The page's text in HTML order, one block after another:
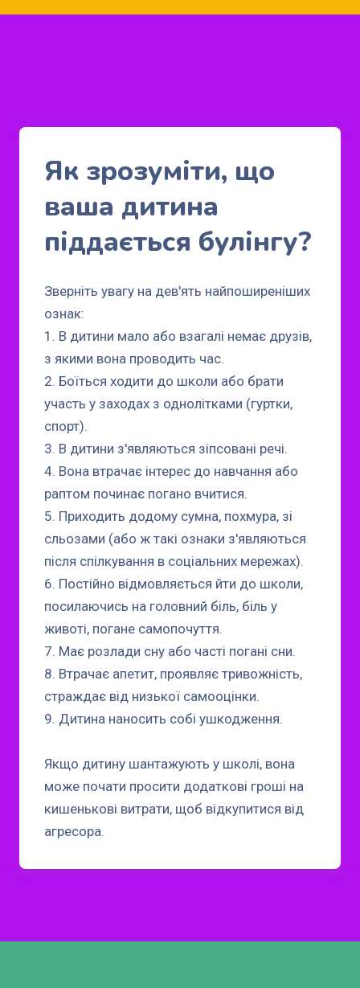
Як зрозуміти, що
ваша дитина
піддається булінгу?
Зверніть увагу на дев'ять найпоширеніших
ознак:
1. В дитини мало або взагалі немає друзів,
з якими вона проводить час.
2. Боїться ходити до школи або брати
участь у заходах з однолітками (гуртки,
спорт).
3. В дитини з'являються зіпсовані речі.
4. Вона втрачає інтерес до навчання або
раптом починає погано вчитися.
5. Приходить додому сумна, похмура, зі
сльозами (або ж такі ознаки з'являються
після спілкування в соціальних мережах).
6. Постійно відмовляється йти до школи,
посилаючись на головний біль, біль у
животі, погане самопочуття.
7. Має розлади сну або часті погані сни.
8. Втрачає апетит, проявляє тривожність,
страждає від низької самооцінки.
9. Дитина наносить собі ушкодження.
Якщо дитину шантажують у школі, вона
може почати просити додаткові гроші на
кишенькові витрати, щоб відкупитися від
агресора.